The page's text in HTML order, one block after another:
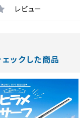
レビュー
ックした商品